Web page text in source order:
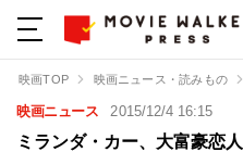
映画TOP 映画ニュース・読みもの
映画ニュース 2015/12/4 16:15
ミランダ・カー、大富豪恋